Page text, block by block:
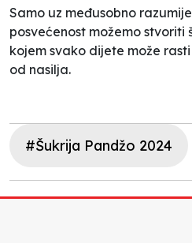
Samo uz međusobno
posvećenost možemo stvoriti
kojem svako dijete može
od nasilja.
#Šukrija Pandžo 2024